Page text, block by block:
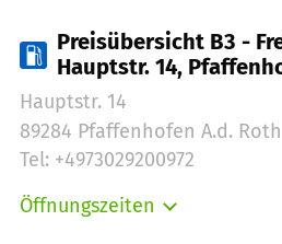
Preisübersicht B3 -
Hauptstr. 14,
Hauptstr. 14
89284 Pfaffenhofen A.d. Roth
Tel: +4973029200972
Öffnungszeiten